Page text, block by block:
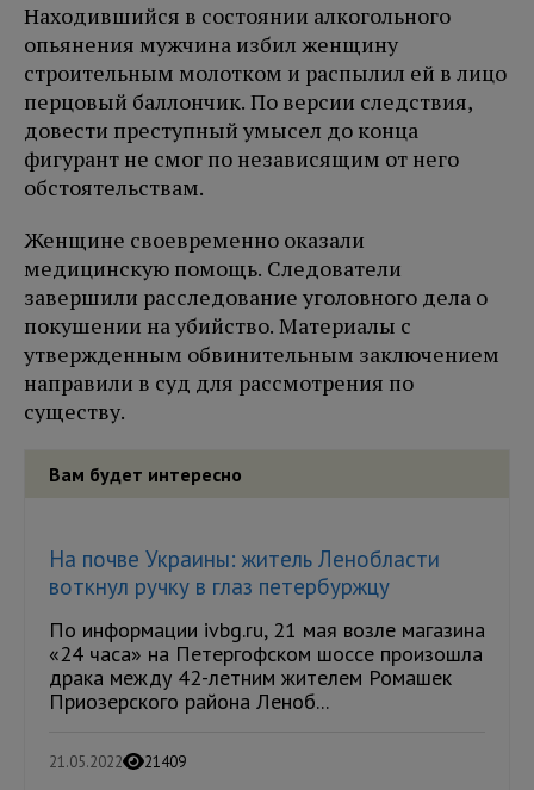
Находившийся в состоянии алкогольного
опьянения мужчина избил женщину
строительным молотком и распылил ей в лицо
перцовый баллончик. По версии следствия,
довести преступный умысел до конца
фигурант не смог по независящим от него
обстоятельствам.
Женщине своевременно оказали
медицинскую помощь. Следователи
завершили расследование уголовного дела о
покушении на убийство. Материалы с
утвержденным обвинительным заключением
направили в суд для рассмотрения по
существу.
Вам будет интересно
На почве Украины: житель Ленобласти
воткнул ручку в глаз петербуржцу
По информации ivbg.ru, 21 мая возле магазина
«24 часа» на Петергофском шоссе произошла
драка между 42-летним жителем Ромашек
Приозерского района Леноб...
21.05.2022 21409